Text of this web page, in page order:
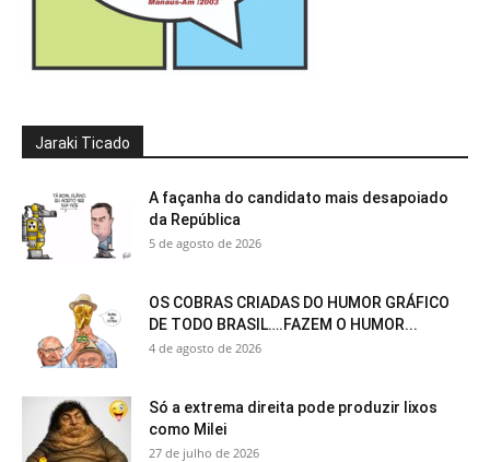
Jaraki Ticado
A façanha do candidato mais desapoiado
da República
5 de agosto de 2026
OS COBRAS CRIADAS DO HUMOR GRÁFICO
DE TODO BRASIL….FAZEM O HUMOR...
4 de agosto de 2026
Só a extrema direita pode produzir lixos
como Milei
27 de julho de 2026